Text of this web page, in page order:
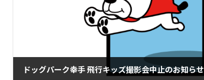
ドッグパーク幸手 飛行キッズ撮影会中止のお知らせ